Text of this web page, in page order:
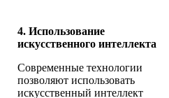
4. Использование
искусственного интеллекта
Современные технологии
позволяют использовать
искусственный интеллект